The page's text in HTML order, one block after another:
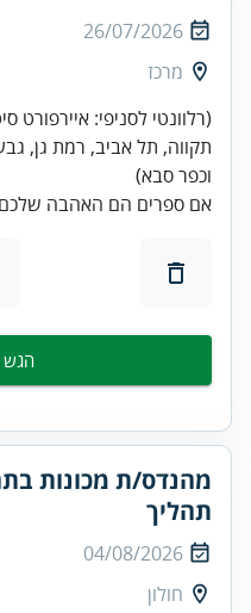
26/07/2026
מרכז
(רלוונטי לסניפי: איירפורט
תקווה, תל אביב, רמת גן,
וכפר סבא)
אם ספרים הם האהבה
הגש
מהנדס/ת מכונות
תהליך
04/08/2026
חולון